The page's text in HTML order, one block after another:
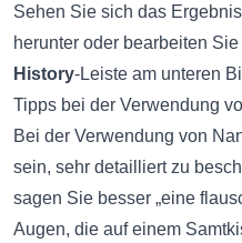
Sehen Sie sich das
herunter oder bearbeiten
History-Leiste am unteren
Tipps bei der Verwendung
Bei der Verwendung von
sein, sehr detailliert zu
sagen Sie besser „eine
Augen, die auf einem